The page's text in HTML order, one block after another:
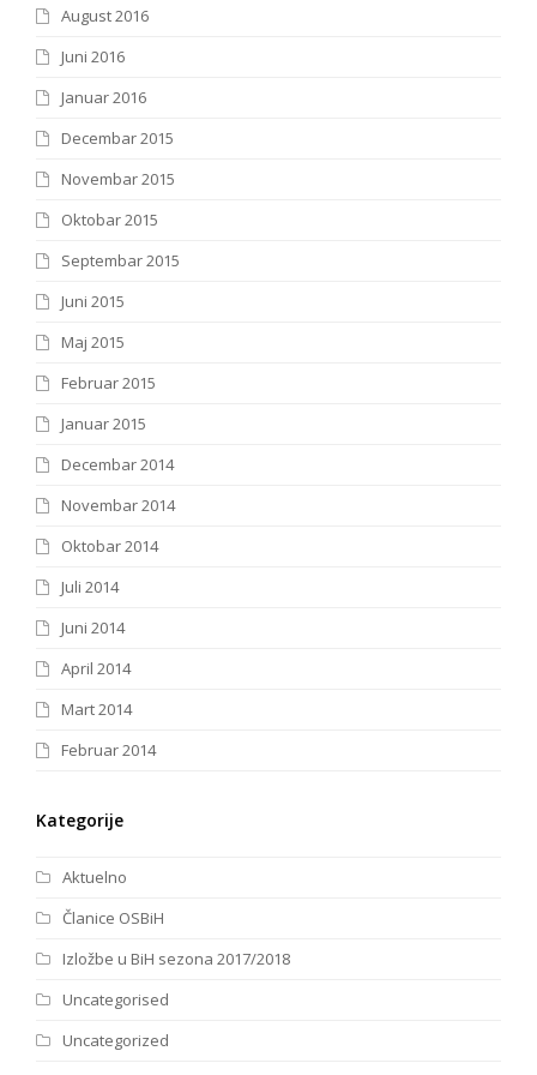
August 2016
Juni 2016
Januar 2016
Decembar 2015
Novembar 2015
Oktobar 2015
Septembar 2015
Juni 2015
Maj 2015
Februar 2015
Januar 2015
Decembar 2014
Novembar 2014
Oktobar 2014
Juli 2014
Juni 2014
April 2014
Mart 2014
Februar 2014
Kategorije
Aktuelno
Članice OSBiH
Izložbe u BiH sezona 2017/2018
Uncategorised
Uncategorized